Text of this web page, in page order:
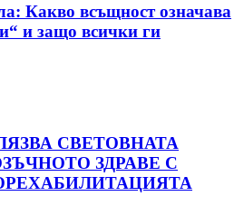
Какво всъщност означава
и защо всички ги
СВЕТОВНАТА
ЗДРАВЕ С